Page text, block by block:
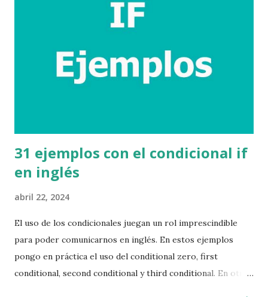
31 ejemplos con el condicional if
en inglés
abril 22, 2024
El uso de los condicionales juegan un rol imprescindible
para poder comunicarnos en inglés. En estos ejemplos
pongo en práctica el uso del conditional zero, first
conditional, second conditional y third conditional. En otro